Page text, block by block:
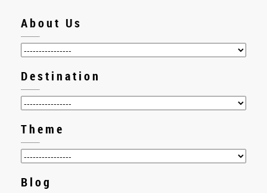
About Us
Destination
Theme
Blog